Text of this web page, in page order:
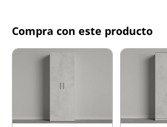
Compra con este producto